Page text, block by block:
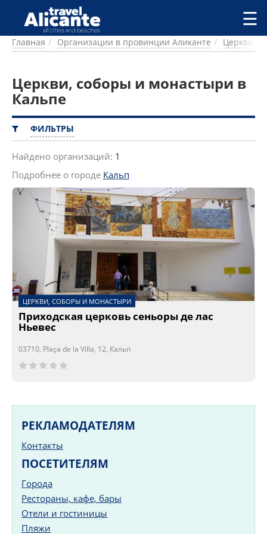
Перейти к основному содержанию
ГОРОДА
ПИТАНИЕ
ПРОЖИВАНИЕ
ДОСТОПРИМЕЧАТЕЛЬНОСТИ
КЕМПИНГ
КОМАРКИ (РАЙОНЫ)
РЕЦЕПТЫ
ПРЕДЛОЖЕНИЯ
СТАТЬИ
УСЛУГИ
☰
Главная Организации в провинции Аликанте Церкви,
Церкви, соборы и монастыри в
Кальпе
ФИЛЬТРЫ
Найдено организаций: 1
Подробнее о городе Кальп
ЦЕРКВИ, СОБОРЫ И МОНАСТЫРИ
Приходская церковь сеньоры де лас
Ньевес
03710, Plaça de la Villa, 12, Кальп
Сейчас открыто!
Сейчас закрыто!
РЕКЛАМОДАТЕЛЯМ
Контакты
ПОСЕТИТЕЛЯМ
Города
Рестораны, кафе, бары
Отели и гостиницы
Пляжи